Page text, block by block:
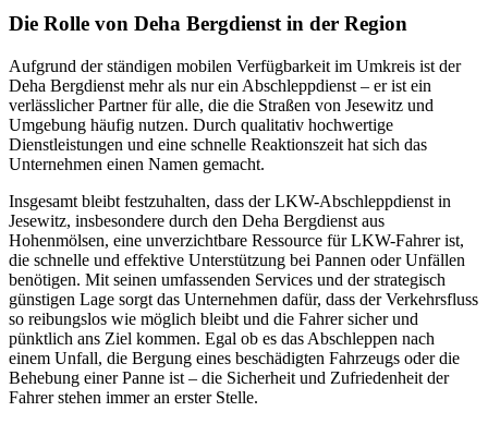
Die Rolle von Deha Bergdienst in der Region
Aufgrund der ständigen mobilen Verfügbarkeit im Umkreis ist der
Deha Bergdienst mehr als nur ein Abschleppdienst – er ist ein
verlässlicher Partner für alle, die die Straßen von Jesewitz und
Umgebung häufig nutzen. Durch qualitativ hochwertige
Dienstleistungen und eine schnelle Reaktionszeit hat sich das
Unternehmen einen Namen gemacht.
Insgesamt bleibt festzuhalten, dass der LKW-Abschleppdienst in
Jesewitz, insbesondere durch den Deha Bergdienst aus
Hohenmölsen, eine unverzichtbare Ressource für LKW-Fahrer ist,
die schnelle und effektive Unterstützung bei Pannen oder Unfällen
benötigen. Mit seinen umfassenden Services und der strategisch
günstigen Lage sorgt das Unternehmen dafür, dass der Verkehrsfluss
so reibungslos wie möglich bleibt und die Fahrer sicher und
pünktlich ans Ziel kommen. Egal ob es das Abschleppen nach
einem Unfall, die Bergung eines beschädigten Fahrzeugs oder die
Behebung einer Panne ist – die Sicherheit und Zufriedenheit der
Fahrer stehen immer an erster Stelle.